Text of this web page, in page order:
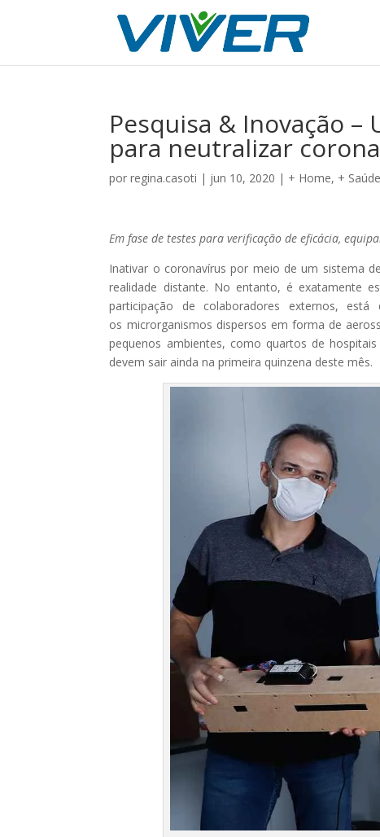
Pesquisa & Inovação
para neutralizar
porregina.casoti | jun 10, 2020 | + Home, + Saúde
Em fase de testes para verificação de eficácia,
Inativar o coronavírus por meio de um sistema
realidade distante. No entanto, é exatamente
participação de colaboradores externos,
os microrganismos dispersos em forma de
pequenos ambientes, como quartos de
devem sair ainda na primeira quinzena deste mês.